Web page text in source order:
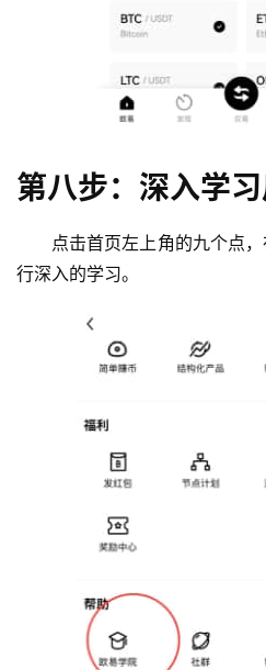
第八步：深入学
点击首页左上角的九个点
行深入的学习。